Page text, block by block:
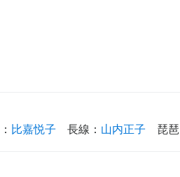
： 比嘉悦子 長線 ： 山内正子 琵琶